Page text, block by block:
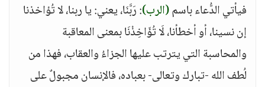
فيأتي الدُّعاء باسم(الرب): رَبَّنَا، يعني: يا ربنا، لا تُؤاخذنا
إن نسينا، أو أخطأنا، لَا تُؤَاخِذْنَا بمعنى المعاقبة
والمحاسبة التي يترتب عليها الجزاءُ والعقاب، فهذا من
لُطف الله -تبارك وتعالى- بعباده، فالإنسان مجبولٌ على